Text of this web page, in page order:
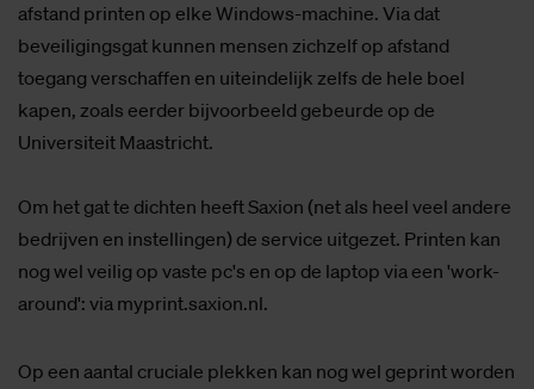
afstand printen op elke Windows-machine. Via dat
beveiligingsgat kunnen mensen zichzelf op afstand
toegang verschaffen en uiteindelijk zelfs de hele boel
kapen, zoals eerder bijvoorbeeld gebeurde op de
Universiteit Maastricht.
Om het gat te dichten heeft Saxion (net als heel veel andere
bedrijven en instellingen) de service uitgezet. Printen kan
nog wel veilig op vaste pc's en op de laptop via een 'work-
around': via myprint.saxion.nl.
Op een aantal cruciale plekken kan nog wel geprint worden